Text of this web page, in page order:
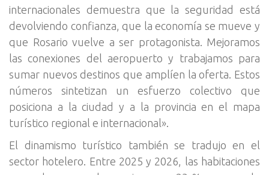
internacionales demuestra que la seguridad está
devolviendo confianza, que la economía se mueve y
que Rosario vuelve a ser protagonista. Mejoramos
las conexiones del aeropuerto y trabajamos para
sumar nuevos destinos que amplíen la oferta. Estos
números sintetizan un esfuerzo colectivo que
posiciona a la ciudad y a la provincia en el mapa
turístico regional e internacional».
El dinamismo turístico también se tradujo en el
sector hotelero. Entre 2025 y 2026, las habitaciones